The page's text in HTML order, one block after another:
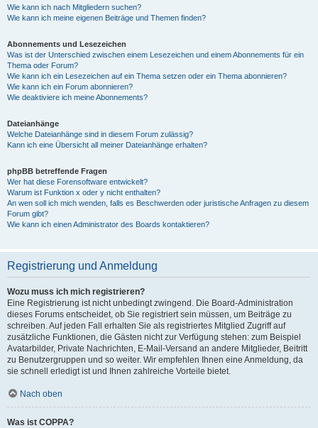
Wie kann ich nach Mitgliedern suchen?
Wie kann ich meine eigenen Beiträge und Themen finden?
Abonnements und Lesezeichen
Was ist der Unterschied zwischen einem Lesezeichen und einem Abonnements für ein
Thema oder Forum?
Wie kann ich ein Lesezeichen auf ein Thema setzen oder ein Thema abonnieren?
Wie kann ich ein Forum abonnieren?
Wie deaktiviere ich meine Abonnements?
Dateianhänge
Welche Dateianhänge sind in diesem Forum zulässig?
Kann ich eine Übersicht all meiner Dateianhänge erhalten?
phpBB betreffende Fragen
Wer hat diese Forensoftware entwickelt?
Warum ist Funktion x oder y nicht enthalten?
An wen soll ich mich wenden, falls es Beschwerden oder juristische Anfragen zu diesem
Forum gibt?
Wie kann ich einen Administrator des Boards kontaktieren?
Registrierung und Anmeldung
Wozu muss ich mich registrieren?
Eine Registrierung ist nicht unbedingt zwingend. Die Board-Administration
dieses Forums entscheidet, ob Sie registriert sein müssen, um Beiträge zu
schreiben. Auf jeden Fall erhalten Sie als registriertes Mitglied Zugriff auf
zusätzliche Funktionen, die Gästen nicht zur Verfügung stehen: zum Beispiel
Avatarbilder, Private Nachrichten, E-Mail-Versand an andere Mitglieder, Beitritt
zu Benutzergruppen und so weiter. Wir empfehlen Ihnen eine Anmeldung, da
sie schnell erledigt ist und Ihnen zahlreiche Vorteile bietet.
Nach oben
Was ist COPPA?